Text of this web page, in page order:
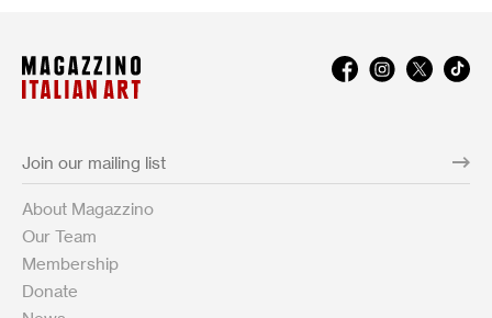
About Magazzino
Our Team
Membership
Donate